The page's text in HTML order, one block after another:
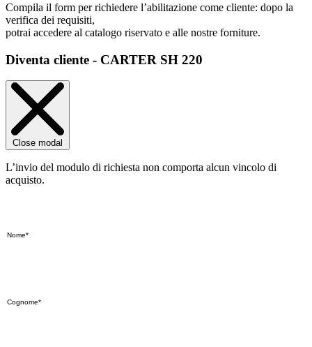
Compila il form per richiedere l’abilitazione come cliente: dopo la
verifica dei requisiti,
potrai accedere al catalogo riservato e alle nostre forniture.
Diventa cliente - CARTER SH 220
Close modal
L’invio del modulo di richiesta non comporta alcun vincolo di
acquisto.